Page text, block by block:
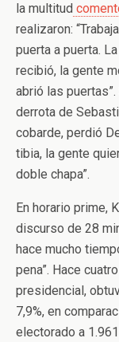
la multitud
realizaron:
puerta a puerta.
recibió, la gente
abrió las
derrota de
cobarde, perdió
tibia, la gente
doble chapa”.
En horario prime,
discurso de 28
hace mucho
pena”. Hace
presidencial,
7,9%, en
electorado a